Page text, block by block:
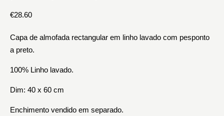
€28.60
Capa de almofada rectangular em linho lavado com pesponto
a preto.
100% Linho lavado.
Dim: 40 x 60 cm
Enchimento vendido em separado.